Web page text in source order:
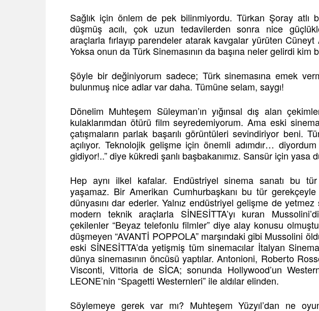
Sağlık için önlem de pek bilinmiyordu. Türkan Şoray atlı
düşmüş acılı, çok uzun tedavilerden sonra nice
araçlarla fırlayıp parendeler atarak kavgalar yürüten
Yoksa onun da Türk Sinemasının da başına neler gelirdi kim
Şöyle bir değiniyorum sadece; Türk sinemasına emek
bulunmuş nice adlar var daha. Tümüne selam, saygı!
Dönelim Muhteşem Süleyman’ın yığınsal dış alan
kulaklarımdan ötürü film seyredemiyorum. Ama eski
çatışmaların parlak başarılı görüntüleri sevindiriyor beni.
açılıyor. Teknolojik gelişme için önemli adımdır…
gidiyor!..” diye kükredi şanlı başbakanımız. Sansür için yasa
Hep aynı ilkel kafalar. Endüstriyel sinema sanatı bu tür
yaşamaz. Bir Amerikan Cumhurbaşkanı bu tür
dünyasını dar ederler. Yalnız endüstriyel gelişme de
modern teknik araçlarla SİNESİTTA’yı kuran
çekilenler “Beyaz telefonlu filmler” diye alay konusu
düşmeyen “AVANTİ POPPOLA” marşındaki gibi Mussolini
eski SİNESİTTA’da yetişmiş tüm sinemacılar İtalyan
dünya sinemasının öncüsü yaptılar. Antonioni, Roberto
Visconti, Vittoria de SİCA; sonunda Hollywood’un
LEONE’nin “Spagetti Westernleri” ile aldılar elinden.
Söylemeye gerek var mı? Muhteşem Yüzyıl’dan ne